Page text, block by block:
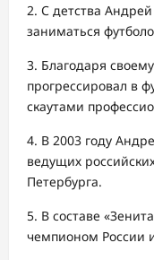
2. С детства
заниматься
3. Благодаря
прогрессировал в
скаутами
4. В 2003 году
ведущих
Петербурга.
5. В составе
чемпионом России